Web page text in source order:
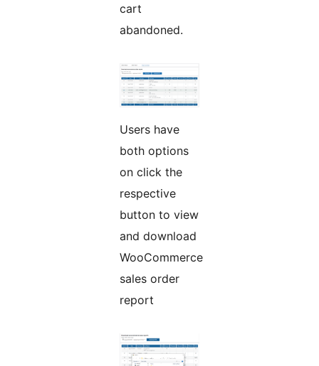
cart
abandoned.
Users have
both options
on click the
respective
button to view
and download
WooCommerce
sales order
report